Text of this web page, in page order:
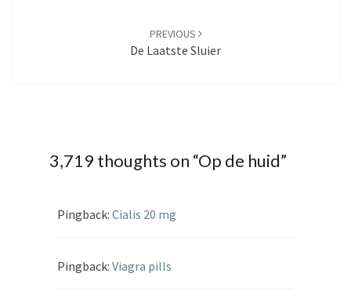
PREVIOUS
De Laatste Sluier
3,719 thoughts on “Op de huid”
Pingback: Cialis 20 mg
Pingback: Viagra pills